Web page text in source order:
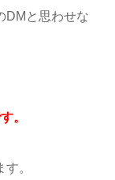
DMと思わせな
。
。